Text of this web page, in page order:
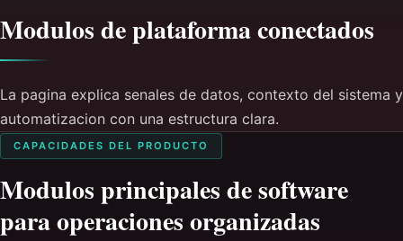
Modulos de plataforma conectados
La pagina explica senales de datos, contexto del sistema y
automatizacion con una estructura clara.
CAPACIDADES DEL PRODUCTO
Modulos principales de software
para operaciones organizadas